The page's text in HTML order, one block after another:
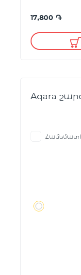
17,800 ֏
Aqara